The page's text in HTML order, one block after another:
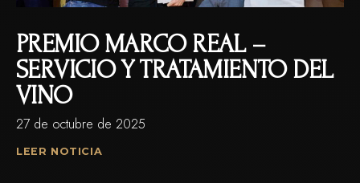
PREMIO MARCO REAL –
SERVICIO Y TRATAMIENTO DEL
VINO
27 de octubre de 2025
LEER NOTICIA